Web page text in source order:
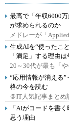
最高で「年収6000
が求められるのか
メドレーが「
生成AIを“使ったこ
「満足」する理由
20～30代が最も「
“応用情報が消える
格の今を読む
＠IT人気記事まとめ
「AIがコードを書
思う理由